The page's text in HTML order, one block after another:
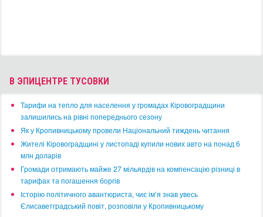
В ЭПИЦЕНТРЕ ТУСОВКИ
​Тарифи на тепло для населення у громадах Кіровоградщини
залишились на рівні попереднього сезону
​Як у Кропивницькому провели Національний тиждень читання
​Жителі Кіровоградщині у листопаді купили нових авто на понад 6
млн доларів
​Громади отримають майже 27 мільярдів на компенсацію різниці в
тарифах та погашення боргів
Історію політичного авантюриста, чиє ім’я знав увесь
Єлисаветградський повіт, розповіли у Кропивницькому